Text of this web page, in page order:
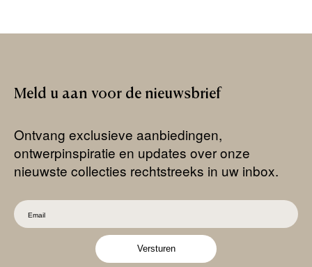
Meld u aan voor de nieuwsbrief
Ontvang exclusieve aanbiedingen,
ontwerpinspiratie en updates over onze
nieuwste collecties rechtstreeks in uw inbox.
Versturen